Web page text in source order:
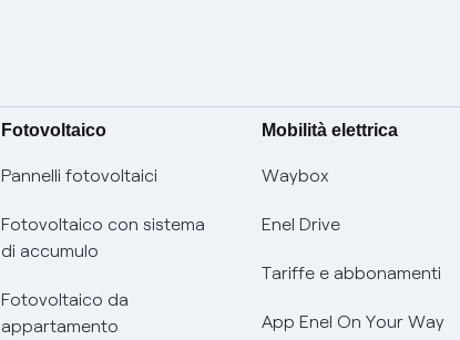
Fotovoltaico
Pannelli fotovoltaici
Fotovoltaico con sistema
di accumulo
Fotovoltaico da
appartamento
Mobilità elettrica
Waybox
Enel Drive
Tariffe e abbonamenti
App Enel On Your Way